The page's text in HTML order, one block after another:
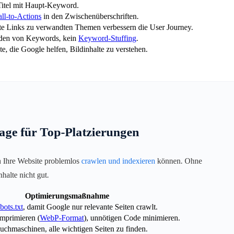
mit Haupt-Keyword.
to-Actions in den Zwischenüberschriften.
Links zu verwandten Themen verbessern die User Journey.
von Keywords, kein Keyword-Stuffing.
die Google helfen, Bildinhalte zu verstehen.
für Top-Platzierungen
Ihre Website problemlos crawlen und indexieren können. Ohne
nicht gut.
Optimierungsmaßnahme
, damit Google nur relevante Seiten crawlt.
(WebP-Format), unnötigen Code minimieren.
alle wichtigen Seiten zu finden.